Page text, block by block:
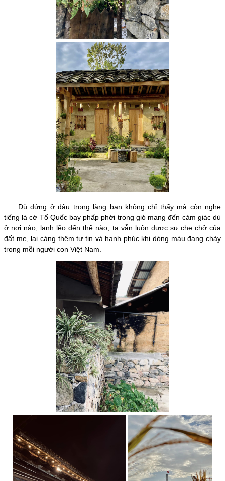
Dù đứng ở đâu trong làng bạn không chỉ thấy mà còn nghe
tiếng lá cờ Tổ Quốc bay phấp phới trong gió mang đến cảm giác dù
ở nơi nào, lạnh lẽo đến thế nào, ta vẫn luôn được sự che chở của
đất mẹ, lại càng thêm tự tin và hạnh phúc khi dòng máu đang chảy
trong mỗi người con Việt Nam.